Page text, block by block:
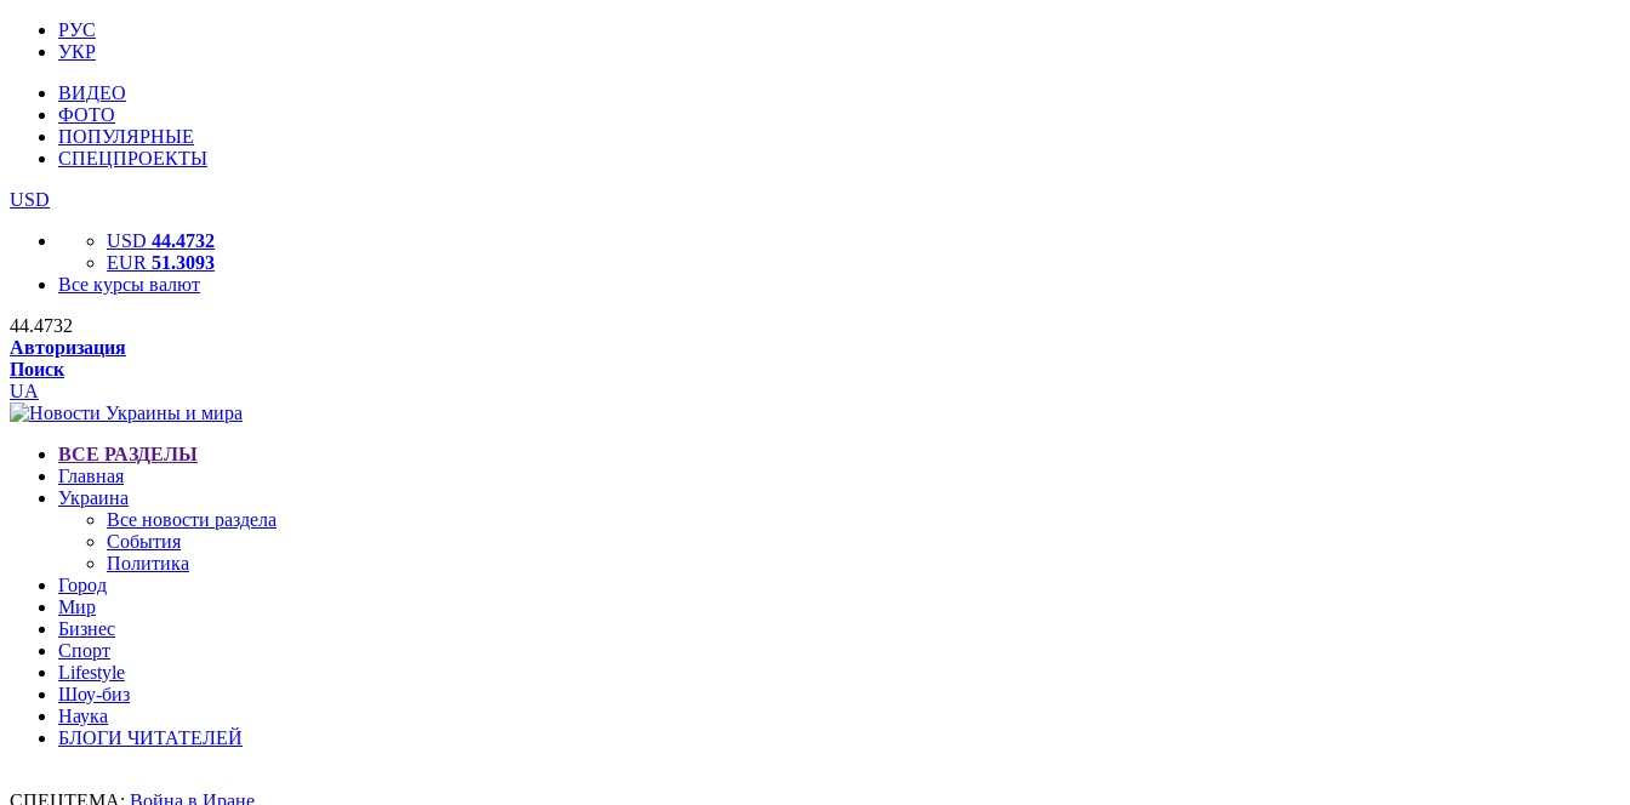
РУС
УКР
ВИДЕО
ФОТО
ПОПУЛЯРНЫЕ
СПЕЦПРОЕКТЫ
USD
USD 44.4732
EUR 51.3093
Все курсы валют
44.4732
Авторизация
Поиск
UA
ВСЕ РАЗДЕЛЫ
Главная
Украина
Все новости раздела
События
Политика
Город
Мир
Бизнес
Спорт
Lifestyle
Шоу-биз
Наука
БЛОГИ ЧИТАТЕЛЕЙ
СПЕЦТЕМА: Война в Иране